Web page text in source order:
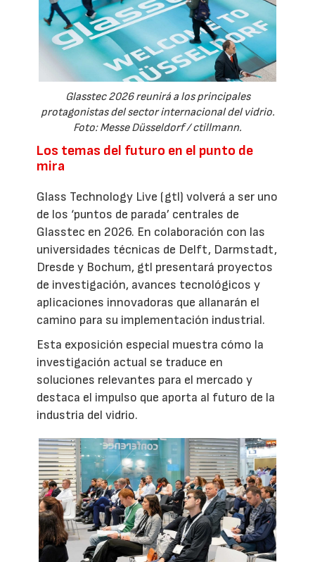
Glasstec 2026 reunirá a los principales
protagonistas del sector internacional del vidrio.
Foto: Messe Düsseldorf / ctillmann.
Los temas del futuro en el punto de
mira
Glass Technology Live (gtl) volverá a ser uno
de los ‘puntos de parada’ centrales de
Glasstec en 2026. En colaboración con las
universidades técnicas de Delft, Darmstadt,
Dresde y Bochum, gtl presentará proyectos
de investigación, avances tecnológicos y
aplicaciones innovadoras que allanarán el
camino para su implementación industrial.
Esta exposición especial muestra cómo la
investigación actual se traduce en
soluciones relevantes para el mercado y
destaca el impulso que aporta al futuro de la
industria del vidrio.